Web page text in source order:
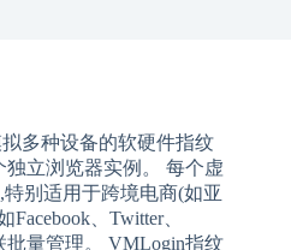
多种设备的软硬件指纹
立浏览器实例。 每个虚
别适用于跨境电商(如亚
、Twitter、
批量管理。 VMLogin指纹